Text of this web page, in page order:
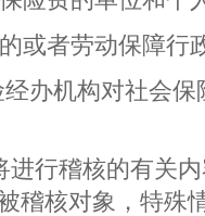
的或者劳动保障
办机构对社会
进行稽核的有关
稽核对象，特殊